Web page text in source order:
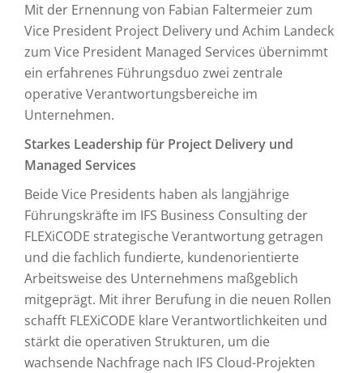
Mit der Ernennung von Fabian Faltermeier zum
Vice President Project Delivery und Achim Landeck
zum Vice President Managed Services übernimmt
ein erfahrenes Führungsduo zwei zentrale
operative Verantwortungsbereiche im
Unternehmen.
Starkes Leadership für Project Delivery und
Managed Services
Beide Vice Presidents haben als langjährige
Führungskräfte im IFS Business Consulting der
FLEXiCODE strategische Verantwortung getragen
und die fachlich fundierte, kundenorientierte
Arbeitsweise des Unternehmens maßgeblich
mitgeprägt. Mit ihrer Berufung in die neuen Rollen
schafft FLEXiCODE klare Verantwortlichkeiten und
stärkt die operativen Strukturen, um die
wachsende Nachfrage nach IFS Cloud-Projekten